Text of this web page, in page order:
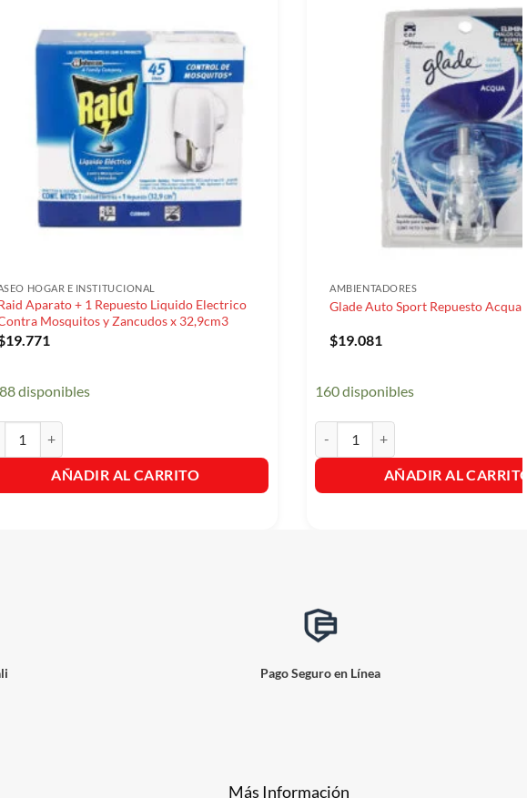
HOGAR E INSTITUCIONAL
Aparato + 1 Repuesto Liquido Electrico
Mosquitos y Zancudos x 32,9cm3
19.771
disponibles
AÑADIR AL CARRITO
AMBIENTADORES
Glade Auto Sport Repuesto Acqua
$19.081
160 disponibles
AÑADIR AL
Pago Seguro en Línea
Más Información